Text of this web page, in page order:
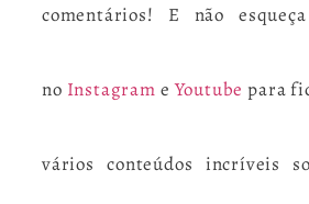
comentários! E não
no Instagram eYoutube para
vários conteúdos incríveis